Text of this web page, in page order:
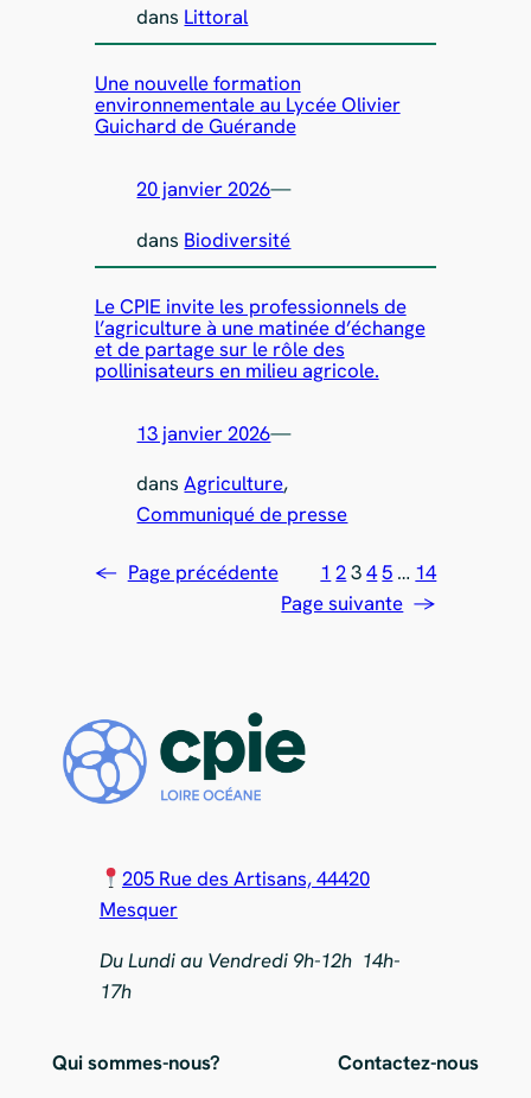
dans Littoral
Une nouvelle formation
environnementale au Lycée Olivier
Guichard de Guérande
20 janvier 2026—
dans Biodiversité
Le CPIE invite les professionnels de
l’agriculture à une matinée d’échange
et de partage sur le rôle des
pollinisateurs en milieu agricole.
13 janvier 2026—
dansAgriculture
Communiqué de presse
← Page précédente 1 2345 … 14
Page suivante →
205 Rue des Artisans, 44420
Mesquer
Du Lundi au Vendredi 9h-12h 14h-
17h
Qui sommes-nous? Contactez-nous